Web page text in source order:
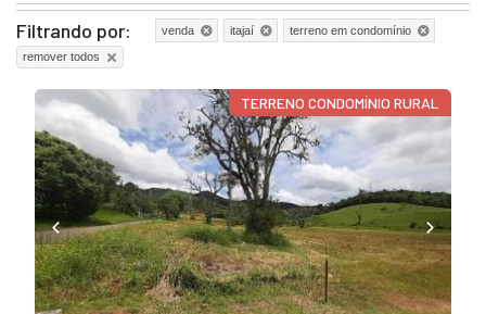
Filtrando por: venda itajaí
terreno em condomínio
remover todos
TERRENO CONDOMÍNIO RURAL